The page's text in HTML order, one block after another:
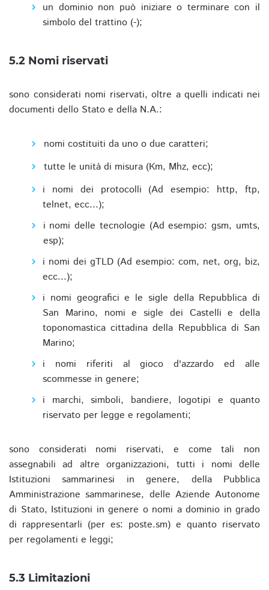
un dominio non può iniziare o terminare con il
simbolo del trattino (-);
5.2 Nomi riservati
sono considerati nomi riservati, oltre a quelli indicati nei
documenti dello Stato e della N.A.:
nomi costituiti da uno o due caratteri;
tutte le unità di misura (Km, Mhz, ecc);
i nomi dei protocolli (Ad esempio: http, ftp,
telnet, ecc...);
i nomi delle tecnologie (Ad esempio: gsm, umts,
esp);
i nomi dei gTLD (Ad esempio: com, net, org, biz,
ecc...);
i nomi geografici e le sigle della Repubblica di
San Marino, nomi e sigle dei Castelli e della
toponomastica cittadina della Repubblica di San
Marino;
i nomi riferiti al gioco d'azzardo ed alle
scommesse in genere;
i marchi, simboli, bandiere, logotipi e quanto
riservato per legge e regolamenti;
sono considerati nomi riservati, e come tali non
assegnabili ad altre organizzazioni, tutti i nomi delle
Istituzioni sammarinesi in genere, della Pubblica
Amministrazione sammarinese, delle Aziende Autonome
di Stato, Istituzioni in genere o nomi a dominio in grado
di rappresentarli (per es: poste.sm) e quanto riservato
per regolamenti e leggi;
5.3 Limitazioni